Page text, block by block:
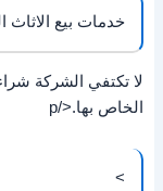
خدمات بيع الاثاث
لا تكتفي الشركة
الخاص بها.</p
>